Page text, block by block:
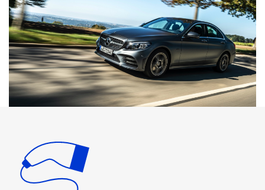
laadstations zijn verkrijgbaar in verschillende uitvoeringen,
van 1 fase 16A tot 3 fase 32A. Het is belangrijk om te weten
dat de maximale laadsnelheid op een AC laadstation
gelijk is aan de laadsnelheid van de auto. Dit betekent dat
als jouw auto een maximale laadsnelheid heeft van 2 fase
en 16 Ampere (7,4kW), je niet sneller kunt laden dan dit op
een AC laadstation. Als je op zoek bent naar een
laadstation dat dezelfde laadsnelheid heeft als jouw auto,
waardoor je jouw auto op de snelst mogelijke manier kunt
opladen. Naast laadstations bieden wij ook laadkabels,
adapters en accessoires aan om het opladen van jouw